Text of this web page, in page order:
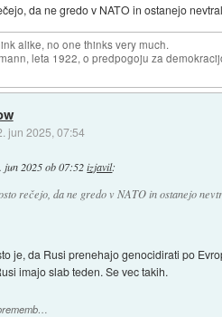
da ne gredo v NATO in ostanejo
alike, no one thinks very much.
leta 1922, o predpogoju za
jun 2025, 07:54
jun 2025 ob 07:52 izjavil:
rečejo, da ne gredo v NATO in ostanejo
je, da Rusi prenehajo genocidirati po
imajo slab teden. Se vec takih.